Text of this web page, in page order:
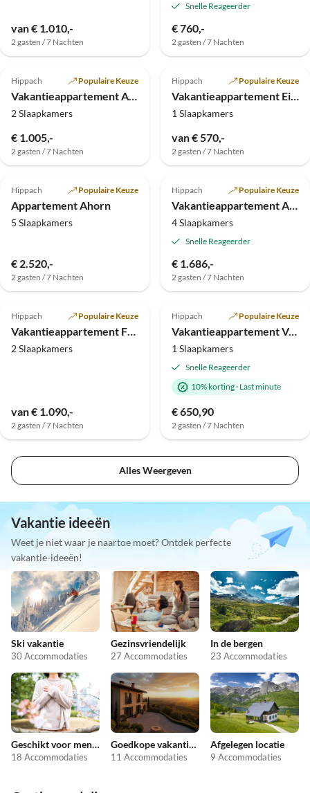
van € 1.010,-
2 gasten / 7 Nachten
Snelle Reageerder
€ 760,-
2 gasten / 7 Nachten
5.0 (2)
Hippach Populaire Keuze
Vakantieappartement Apart Auszeit
2 Slaapkamers
€ 1.005,-
2 gasten / 7 Nachten
5.0 (1)
Hippach Populaire Keuze
Vakantieappartement Einkehrer - Apart Elisabeth
1 Slaapkamers
van € 570,-
2 gasten / 7 Nachten
5.0 (1)
Hippach Populaire Keuze
Appartement Ahorn
5 Slaapkamers
€ 2.520,-
2 gasten / 7 Nachten
Hippach Populaire Keuze
Vakantieappartement Appartement Michaela
4 Slaapkamers
Snelle Reageerder
€ 1.686,-
2 gasten / 7 Nachten
Hippach Populaire Keuze
Vakantieappartement Freiraum - Apart Elisabeth
2 Slaapkamers
van € 1.090,-
2 gasten / 7 Nachten
Advertentie
Hippach Populaire Keuze
Vakantieappartement Vogelnest
1 Slaapkamers
Snelle Reageerder
10% korting· Last minute
€ 650,90
2 gasten / 7 Nachten
Alles Weergeven
Vakantie ideeën
Weet je niet waar je naartoe moet? Ontdek perfecte
vakantie-ideeën!
Ski vakantie
30 Accommodaties
Gezinsvriendelijk
27 Accommodaties
In de bergen
23 Accommodaties
Geschikt voor mensen met allergieën
18 Accommodaties
Goedkope vakantieappartementen
11 Accommodaties
Afgelegen locatie
9 Accommodaties